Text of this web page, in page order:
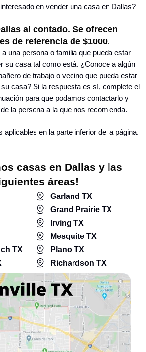
en vender una casa en Dallas?
al contado. Se ofrecen
de referencia de $1000.
una persona o familia que pueda estar
su casa tal como está. ¿Conoce a algún
de trabajo o vecino que pueda estar
casa? Si la respuesta es sí, complete el
para que podamos contactarlo y
la persona a la que nos recomienda.
aplicables en la parte inferior de la página.
casas en Dallas y las
áreas!
TX
Garland TX
Grand Prairie TX
Irving TX
Mesquite TX
Plano TX
Richardson TX